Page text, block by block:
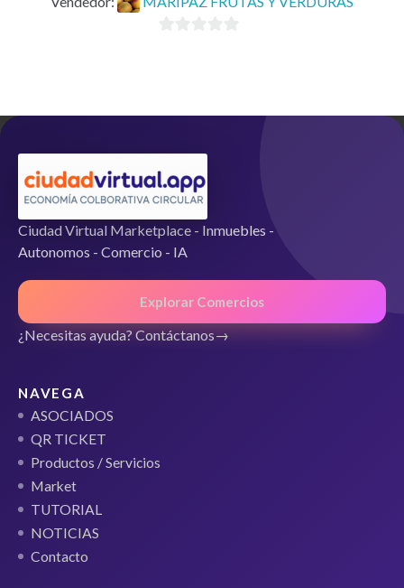
5
Ciudad Virtual Marketplace - Inmuebles -
Autonomos - Comercio - IA
Explorar Comercios
¿Necesitas ayuda? Contáctanos
NAVEGA
ASOCIADOS
QR TICKET
Productos / Servicios
Market
TUTORIAL
NOTICIAS
Contacto